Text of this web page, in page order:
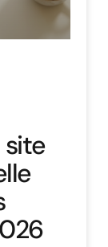
site